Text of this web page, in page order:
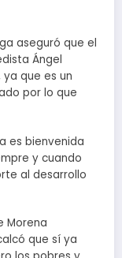
aseguró que el
Ángel
ya que es un
por lo que
es bienvenida
y cuando
al desarrollo
Morena
que sí ya